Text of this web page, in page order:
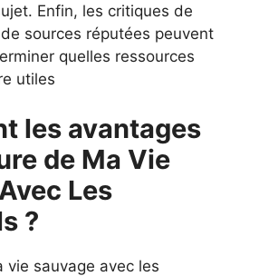
Enfin, les critiques de
sources réputées peuvent
quelles ressources
utiles
les avantages
de Ma Vie
Les
?
vie sauvage avec les